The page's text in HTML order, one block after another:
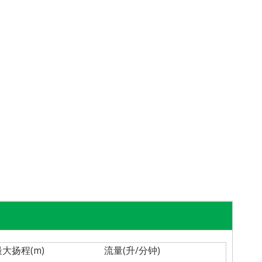
大扬程(m)
流量(升/分钟)